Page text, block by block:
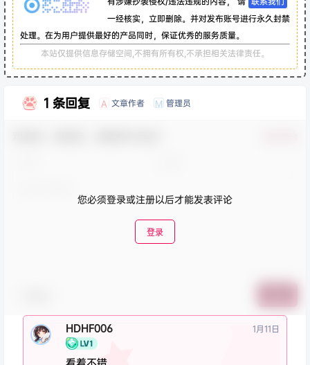
一经核实，立即删除。并对发布账号进行永久封禁
处理。在为用户提供最好的产品同时，保证优秀的服务质量。
本站仅提供信息存储空间,不拥有所有权,不承担相关法律责任。
1 条回复 A 文章作者 M 管理员
您必须登录或注册以后才能发表评论
登录
HDHF006 1月11日